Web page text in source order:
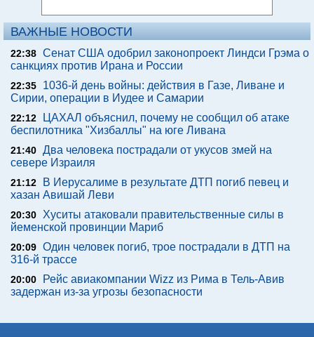
ВАЖНЫЕ НОВОСТИ
22:38 Сенат США одобрил законопроект Линдси Грэма о
санкциях против Ирана и России
22:35
1036-й день войны: действия в Газе, Ливане и
Сирии, операции в Иудее и Самарии
22:12
ЦАХАЛ объяснил, почему не сообщил об атаке
беспилотника "Хизбаллы" на юге Ливана
21:40 Два человека пострадали от укусов змей на
севере Израиля
21:12
В Иерусалиме в результате ДТП погиб певец и
хазан Авишай Леви
20:30
Хуситы атаковали правительственные силы в
йеменской провинции Мариб
20:09 Один человек погиб, трое пострадали в ДТП на
316-й трассе
20:00
Рейс авиакомпании Wizz из Рима в Тель-Авив
задержан из-за угрозы безопасности